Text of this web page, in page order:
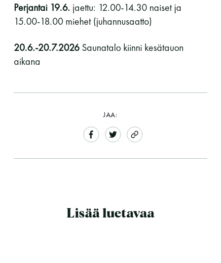
Perjantai 19.6. jaettu: 12.00-14.30 naiset ja
15.00-18.00 miehet (juhannusaatto)
20.6.-20.7.2026 Saunatalo kiinni kesätauon
aikana
JAA:
Lisää luetavaa